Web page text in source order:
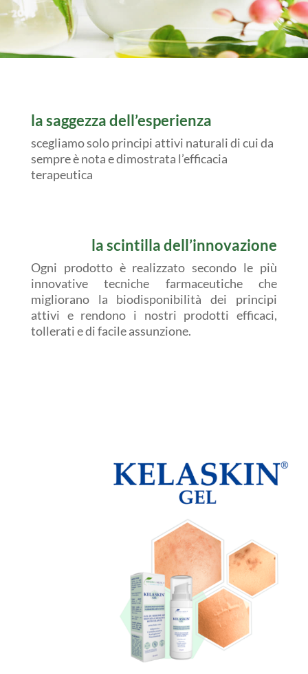
la saggezza dell’esperienza
scegliamo solo principi attivi naturali di cui da
sempre è nota e dimostrata l’efficacia
terapeutica
la scintilla dell’innovazione
Ogni prodotto è realizzato secondo le più
innovative tecniche farmaceutiche che
migliorano la biodisponibilità dei principi
attivi e rendono i nostri prodotti efficaci,
tollerati e di facile assunzione.